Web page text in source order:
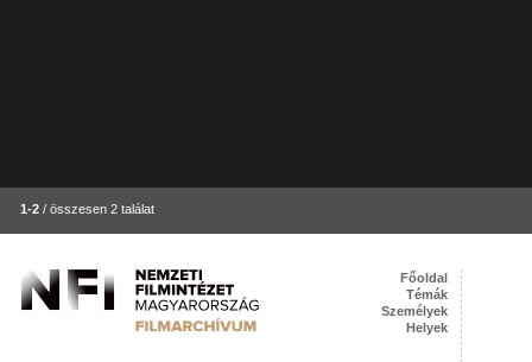
1-2 / összesen 2 találat
Főoldal
Témák
Személyek
Helyek